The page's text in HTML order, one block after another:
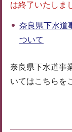
は終了いたしま
奈良県下水道
ついて
奈良県下水道事
いてはこちらを